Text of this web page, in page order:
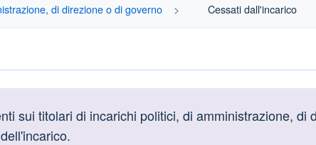
di direzione o di governo Cessati dall'incarico
sui titolari di incarichi politici, di amministrazione, di